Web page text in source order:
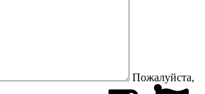
Пожалуйста,